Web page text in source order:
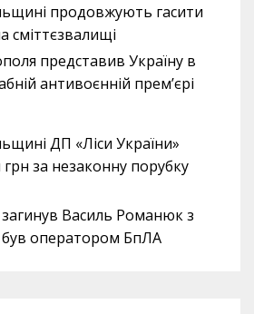
продовжують гасити
сміттєзвалищі
представив Україну в
антивоєнній прем’єрі
ДП «Ліси України»
за незаконну порубку
Василь Романюк з
оператором БпЛА